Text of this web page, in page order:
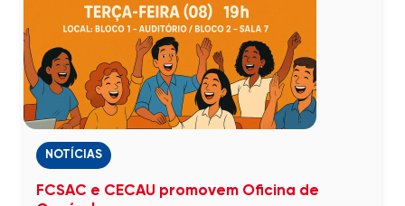
NOTÍCIAS
FCSAC e CECAU promovem Oficina de